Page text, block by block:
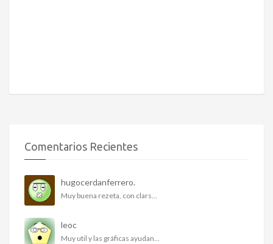
Comentarios Recientes
hugocerdanferrero.
Muy buena rezeta, con clars...
leoc
Muy util y las gráficas ayudan...